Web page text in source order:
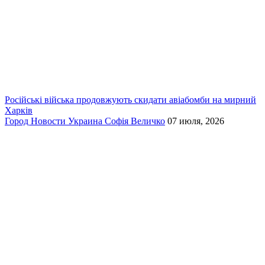
Російські війська продовжують скидати авіабомби на мирний
Харків
Город Новости Украина Софія Величко 07 июля, 2026